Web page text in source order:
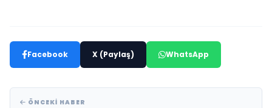
Facebook X (Paylaş) WhatsApp
ÖNCEKI HABER